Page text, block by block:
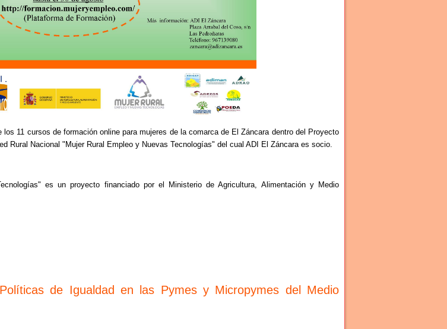
11 cursos de formación online para mujeres de la comarca de El Záncara dentro del Proyecto
Rural Nacional "Mujer Rural Empleo y Nuevas Tecnologías" del cual ADI El Záncara es socio.
es un proyecto financiado por el Ministerio de Agricultura, Alimentación y Medio
de Igualdad en las Pymes y Micropymes del Medio